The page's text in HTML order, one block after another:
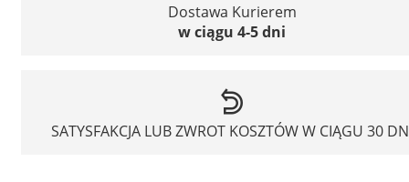
Dostawa Kurierem
w ciągu 4-5 dni
SATYSFAKCJA LUB ZWROT KOSZTÓW W CIĄGU 30